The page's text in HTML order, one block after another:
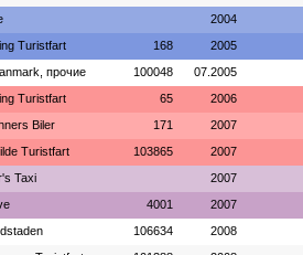
2004
Turistfart 168 2005
прочие 100048 07.2005
Turistfart 65 2006
Biler 171 2007
Turistfart 103865 2007
Taxi 2007
4001 2007
106634 2008